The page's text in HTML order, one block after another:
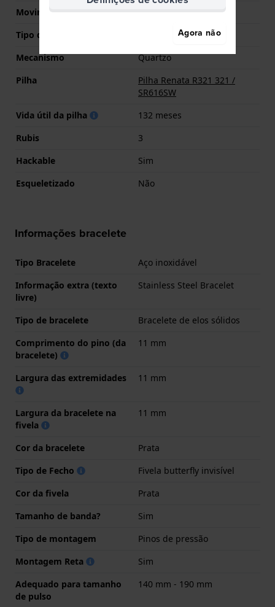
Movimento suíço
Sim
Tipo de Mostrador
Analógico
Mecanismo
Quartzo
Pilha
Pilha Renata R321 321 /
SR616SW
Vida útil da pilha
132 meses
Rubis
3
Hackable
Sim
Esqueletizado
Não
Informações bracelete
Tipo Bracelete
Aço inoxidável
Informação extra (texto
livre)
Stainless Steel Bracelet
Tipo de bracelete
Bracelete de elos sólidos
Comprimento do pino (da
bracelete)
11 mm
Largura das extremidades 11 mm
Largura da bracelete na
fivela
11 mm
Cor da bracelete
Prata
Tipo de Fecho
Fivela butterfly invisível
Cor da fivela
Prata
Tamanho de banda?
Sim
Tipo de montagem
Pinos de pressão
Montagem Reta
Sim
Adequado para tamanho
de pulso
140 mm - 190 mm
Agora não